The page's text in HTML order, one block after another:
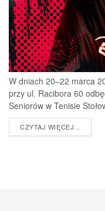
W dniach 20–22 marca
przy ul. Racibora 60
Seniorów w Tenisie
CZYTAJ WIĘCEJ...